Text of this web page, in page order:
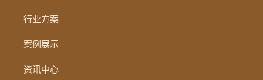
行业方案
案例展示
资讯中心